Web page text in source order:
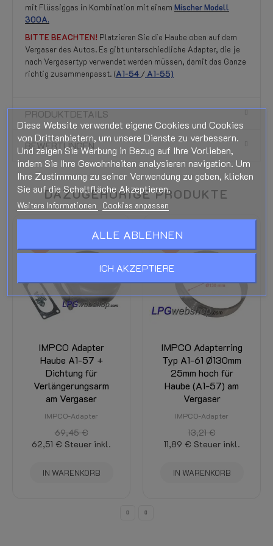
mit Flüssiggas in Kombination mit einem Mischer Modell
300A.
BITTE BEACHTEN! Platzieren Sie die Haube oben auf dem
Vergaser des Autos. Es gibt unterschiedliche Adapter, die je
nach Vergasertyp verwendet werden müssen, damit das Ganze
richtig zusammenpasst. (A1-54 / A1-55)
PRODUKTDETAILS
BEWERTUNGEN
DAZUGEHÖRIGE PRODUKTE
IMPCO Adapter
Haube A1-57 +
Dichtung für
Verlängerungsarm
am Vergaser
IMPCO-Adapter
69,45 €
62,51 € Steuer inkl.
IN WARENKORB
-10%
IMPCO Adapterring
Typ A1-61 Ø130mm
25mm hoch für
Haube (A1-57) am
Vergaser
IMPCO-Adapter
13,21 €
11,89 € Steuer inkl.
IN WARENKORB
Diese Website verwendet eigene Cookies und Cookies
von Drittanbietern, um unsere Dienste zu verbessern.
Und zeigen Sie Werbung in Bezug auf Ihre Vorlieben,
indem Sie Ihre Gewohnheiten analysieren navigation. Um
Ihre Zustimmung zu seiner Verwendung zu geben, klicken
Sie auf die Schaltfläche Akzeptieren.
Weitere Informationen Cookies anpassen
ALLE ABLEHNEN
ICH AKZEPTIERE